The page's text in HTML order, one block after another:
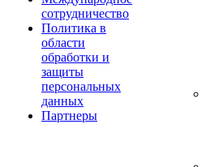
сотрудничество
Политика в
области
обработки и
защиты
персональных
данных
Партнеры